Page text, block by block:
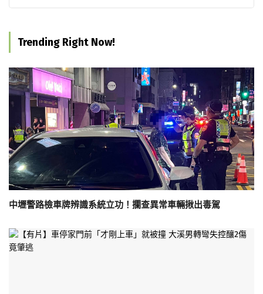
Trending Right Now!
中壢警路檢車牌辨識系統立功！攔查異常車輛揪出毒駕